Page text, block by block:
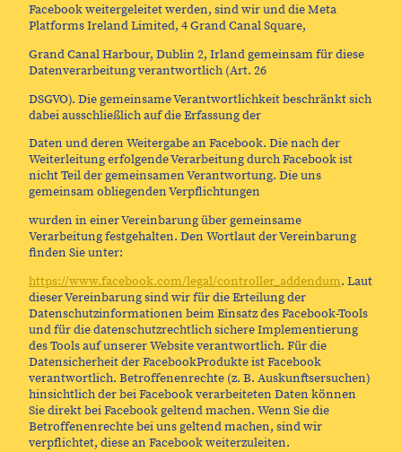
Facebook weitergeleitet werden, sind wir und die Meta
Platforms Ireland Limited, 4 Grand Canal Square,
Grand Canal Harbour, Dublin 2, Irland gemeinsam für diese
Datenverarbeitung verantwortlich (Art. 26
DSGVO). Die gemeinsame Verantwortlichkeit beschränkt sich
dabei ausschließlich auf die Erfassung der
Daten und deren Weitergabe an Facebook. Die nach der
Weiterleitung erfolgende Verarbeitung durch Facebook ist
nicht Teil der gemeinsamen Verantwortung. Die uns
gemeinsam obliegenden Verpflichtungen
wurden in einer Vereinbarung über gemeinsame
Verarbeitung festgehalten. Den Wortlaut der Vereinbarung
finden Sie unter:
https://www.facebook.com/legal/controller_addendum. Laut
dieser Vereinbarung sind wir für die Erteilung der
Datenschutzinformationen beim Einsatz des Facebook-Tools
und für die datenschutzrechtlich sichere Implementierung
des Tools auf unserer Website verantwortlich. Für die
Datensicherheit der FacebookProdukte ist Facebook
verantwortlich. Betroffenenrechte (z. B. Auskunftsersuchen)
hinsichtlich der bei Facebook verarbeiteten Daten können
Sie direkt bei Facebook geltend machen. Wenn Sie die
Betroffenenrechte bei uns geltend machen, sind wir
verpflichtet, diese an Facebook weiterzuleiten.